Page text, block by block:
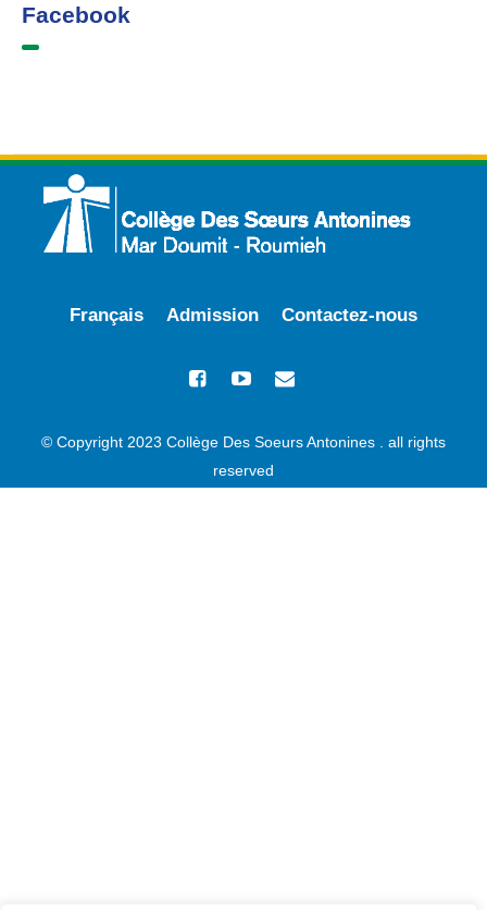
Facebook
Français Admission Contactez-nous
© Copyright 2023 Collège Des Soeurs Antonines . all rights
reserved